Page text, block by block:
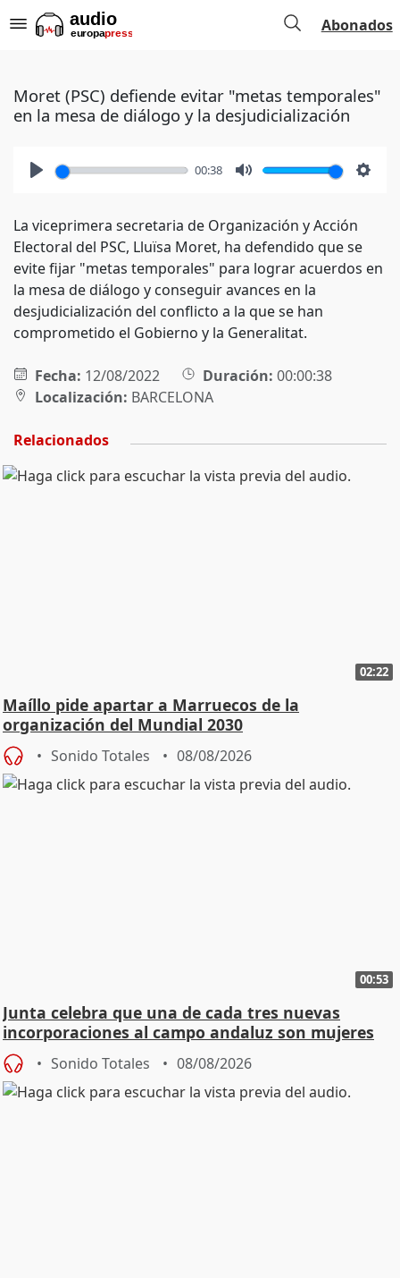
Abonados
Moret (PSC) defiende evitar "metas temporales"
en la mesa de diálogo y la desjudicialización
00:38
La viceprimera secretaria de Organización y Acción
Electoral del PSC, Lluïsa Moret, ha defendido que se
evite fijar "metas temporales" para lograr acuerdos en
la mesa de diálogo y conseguir avances en la
desjudicialización del conflicto a la que se han
comprometido el Gobierno y la Generalitat.
Fecha: 12/08/2022 Duración: 00:00:38
Localización: BARCELONA
Relacionados
02:22
Maíllo pide apartar a Marruecos de la
organización del Mundial 2030
Sonido Totales 08/08/2026
00:53
Junta celebra que una de cada tres nuevas
incorporaciones al campo andaluz son mujeres
jóvenes
Sonido Totales 08/08/2026